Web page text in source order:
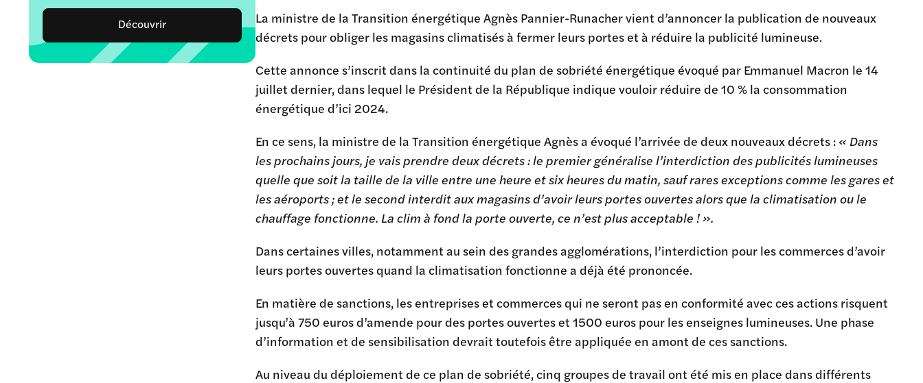
Découvrir
La ministre de la Transition énergétique Agnès Pannier-Runacher vient d’annoncer la publication de nouveaux
décrets pour obliger les magasins climatisés à fermer leurs portes et à réduire la publicité lumineuse.
Cette annonce s’inscrit dans la continuité du plan de sobriété énergétique évoqué par Emmanuel Macron le 14
juillet dernier, dans lequel le Président de la République indique vouloir réduire de 10 % la consommation
énergétique d’ici 2024.
En ce sens, la ministre de la Transition énergétique Agnès a évoqué l’arrivée de deux nouveaux décrets : « Dans
les prochains jours, je vais prendre deux décrets : le premier généralise l’interdiction des publicités lumineuses
quelle que soit la taille de la ville entre une heure et six heures du matin, sauf rares exceptions comme les gares et
les aéroports ; et le second interdit aux magasins d’avoir leurs portes ouvertes alors que la climatisation ou le
chauffage fonctionne. La clim à fond la porte ouverte, ce n’est plus acceptable ! ».
Dans certaines villes, notamment au sein des grandes agglomérations, l’interdiction pour les commerces d’avoir
leurs portes ouvertes quand la climatisation fonctionne a déjà été prononcée.
En matière de sanctions, les entreprises et commerces qui ne seront pas en conformité avec ces actions risquent
jusqu’à 750 euros d’amende pour des portes ouvertes et 1500 euros pour les enseignes lumineuses. Une phase
d’information et de sensibilisation devrait toutefois être appliquée en amont de ces sanctions.
Au niveau du déploiement de ce plan de sobriété, cinq groupes de travail ont été mis en place dans différents